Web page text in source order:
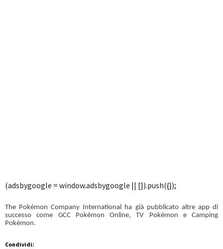
(adsbygoogle = window.adsbygoogle || []).push({});
The Pokémon Company International ha già pubblicato altre app di
successo come GCC Pokémon Online, TV Pokémon e Camping
Pokémon.
Condividi: